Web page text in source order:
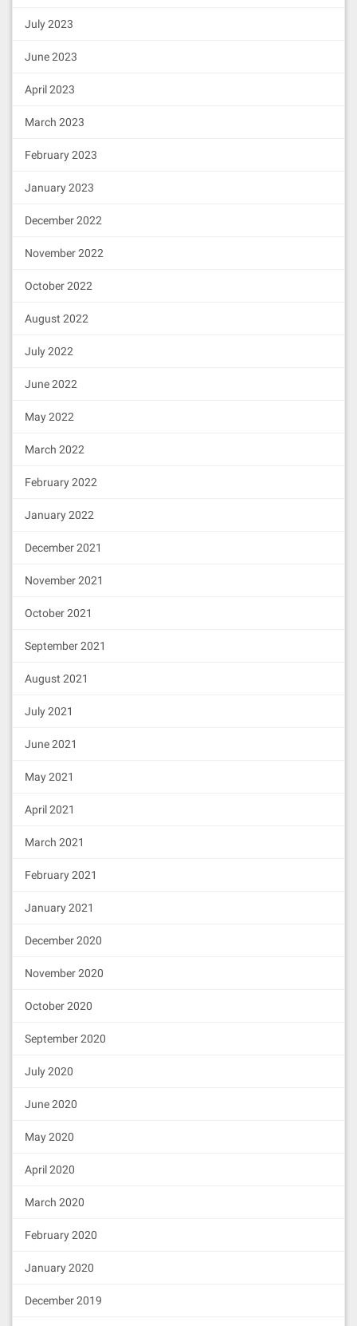
July 2023
June 2023
April 2023
March 2023
February 2023
January 2023
December 2022
November 2022
October 2022
August 2022
July 2022
June 2022
May 2022
March 2022
February 2022
January 2022
December 2021
November 2021
October 2021
September 2021
August 2021
July 2021
June 2021
May 2021
April 2021
March 2021
February 2021
January 2021
December 2020
November 2020
October 2020
September 2020
July 2020
June 2020
May 2020
April 2020
March 2020
February 2020
January 2020
December 2019